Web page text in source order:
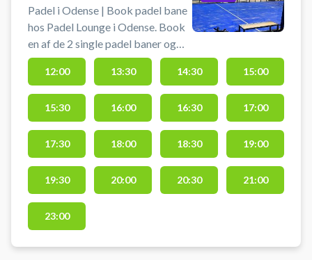
Padel i Odense | Book padel bane
hos Padel Lounge i Odense. Book
en af de 2 single padel baner og
spil padel i Padel Lounge
padelcenter i Odense der ligger på
Dannebrogsgade 2, 5000 Odense
- i Odense centrum. Der er 3
timers gratis parkering og bolde
kan købes og bat lejes i hele
åbningstiden. Skal din padel bane
være en doublebane byder Padel
Lounge Odense også på 8
indendørs double padel baner.
12:00 13:30 14:30 15:00
15:30 16:00 16:30 17:00
17:30 18:00 18:30 19:00
19:30 20:00 20:30 21:00
23:00